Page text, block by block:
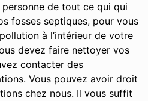
personne de tout ce qui qui
fosses septiques, pour vous
à l’intérieur de votre
devez faire nettoyer vos
contacter des
Vous pouvez avoir droit
chez nous. Il vous suffit